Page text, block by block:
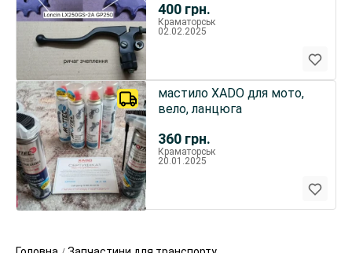
400 грн.
Краматорськ
02.02.2025
360 грн.
мастило XADO для мото,
вело, ланцюга
Краматорськ
20.01.2025